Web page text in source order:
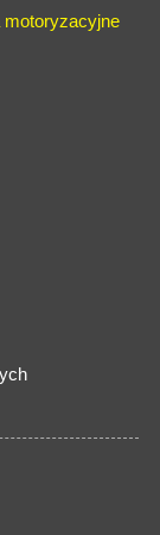
motoryzacyjne